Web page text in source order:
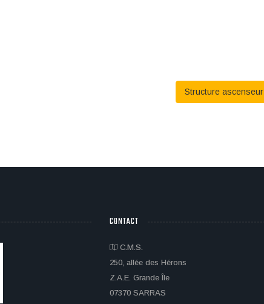
Structure
CONTACT
C.M.S.
250, allée des Hérons
Z.A.E. Grande Île
07370 SARRAS